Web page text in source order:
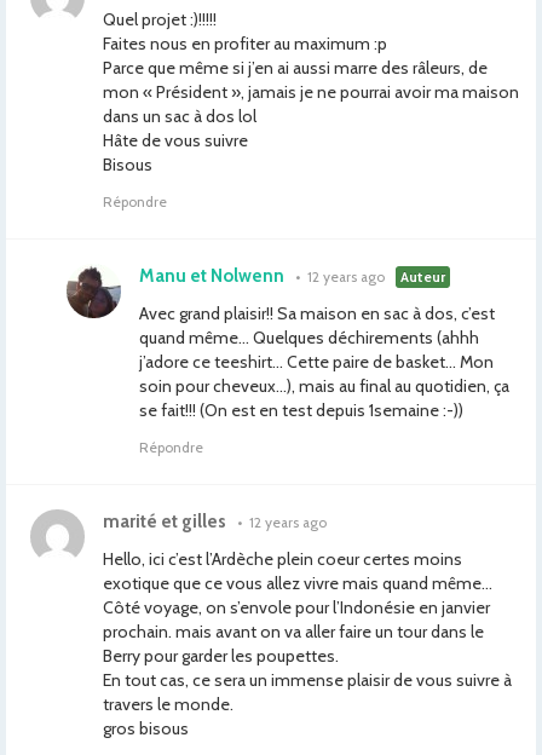
Quel projet :)!!!!!
Faites nous en profiter au maximum :p
Parce que même si j’en ai aussi marre des râleurs, de
mon « Président », jamais je ne pourrai avoir ma maison
dans un sac à dos lol
Hâte de vous suivre
Bisous
Répondre
Manu et Nolwenn • 12 years ago Auteur
Avec grand plaisir!! Sa maison en sac à dos, c’est
quand même… Quelques déchirements (ahhh
j’adore ce teeshirt… Cette paire de basket… Mon
soin pour cheveux…), mais au final au quotidien, ça
se fait!!! (On est en test depuis 1semaine :-))
Répondre
marité et gilles • 12 years ago
Hello, ici c’est l’Ardèche plein coeur certes moins
exotique que ce vous allez vivre mais quand même…
Côté voyage, on s’envole pour l’Indonésie en janvier
prochain. mais avant on va aller faire un tour dans le
Berry pour garder les poupettes.
En tout cas, ce sera un immense plaisir de vous suivre à
travers le monde.
gros bisous